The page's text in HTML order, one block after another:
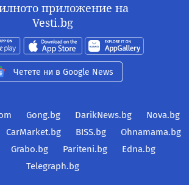
приложение на
Vesti.bg
Четете ни в Google News
Gong.bg DarikNews.bg
Nova.bg
CarMarket.bg BISS.bg
Ohnamama.bg
Grabo.bg Pariteni.bg
Edna.bg
Telegraph.bg